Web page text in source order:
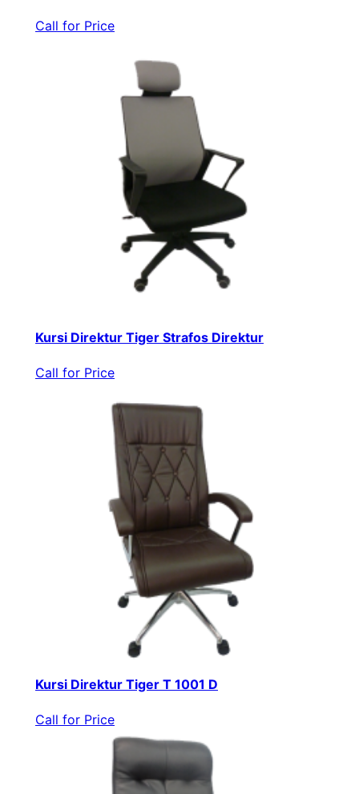
Call for Price
Kursi Direktur Tiger Strafos Direktur
Call for Price
Kursi Direktur Tiger T 1001 D
Call for Price